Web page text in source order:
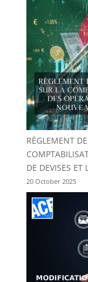
RÈGLEMENT
DE DEVISES ET
20 October 2025